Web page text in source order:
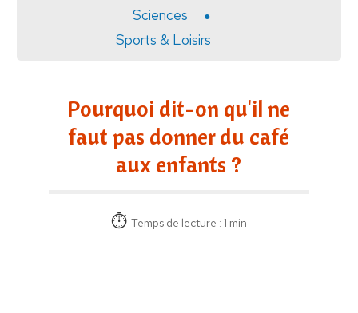
Sciences
Sports & Loisirs
Pourquoi dit-on qu'il ne
faut pas donner du café
aux enfants ?
Temps de lecture : 1 min